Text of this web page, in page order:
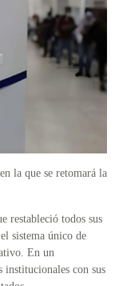
la que se retomará la
restableció todos sus
sistema único de
En un
institucionales con sus